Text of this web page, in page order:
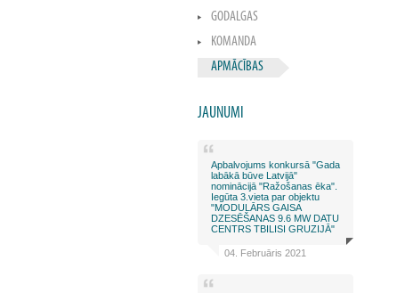
GODALGAS
KOMANDA
APMĀCĪBAS
JAUNUMI
Apbalvojums konkursā "Gada
labākā būve Latvijā"
nominācijā "Ražošanas ēka".
Iegūta 3.vieta par objektu
"MODULĀRS GAISA
DZESĒŠANAS 9.6 MW DATU
CENTRS TBILISI GRUZIJĀ"
04. Februāris 2021